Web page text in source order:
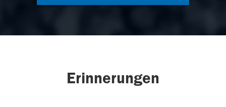
Erinnerungen